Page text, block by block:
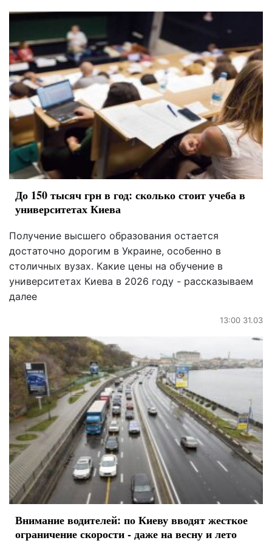
До 150 тысяч грн в год: сколько стоит учеба в
университетах Киева
Получение высшего образования остается
достаточно дорогим в Украине, особенно в
столичных вузах. Какие цены на обучение в
университетах Киева в 2026 году - рассказываем
далее
13:00 31.03
Внимание водителей: по Киеву вводят жесткое
ограничение скорости - даже на весну и лето